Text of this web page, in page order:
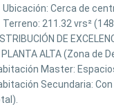
Ubicación: Cerca de
Terreno: 211.32 vrs²
DE
PLANTA ALTA (Zona de
Master:
Secundaria: